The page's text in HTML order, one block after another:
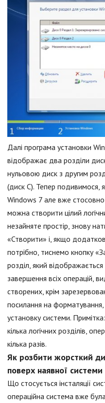
Далі програма установки
відображає два розділи
нульовою диск з другим
(диск С). Тепер подивимося,
Windows 7 але вже
можна створити цілий
незайняте простір, знову
«Створити» і, якщо
потрібно, тиснемо кнопку
розділ, який відображається
завершення всіх операцій,
створених, крім
посилання на
установку системи.
кілька логічних розділів,
кілька разів.
Як розбити жорсткий
поверх наявної системи
Що стосується інсталяції
операційна система вже